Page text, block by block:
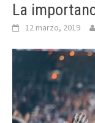
La
12 marzo, 2019